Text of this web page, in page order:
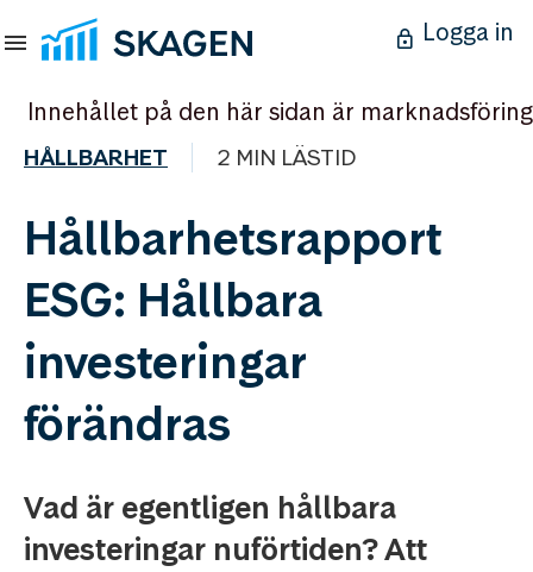
Logga in
Innehållet på den här sidan är marknadsföring
HÅLLBARHET 2 MIN LÄSTID
Hållbarhetsrapport
ESG: Hållbara
investeringar
förändras
Vad är egentligen hållbara
investeringar nuförtiden? Att